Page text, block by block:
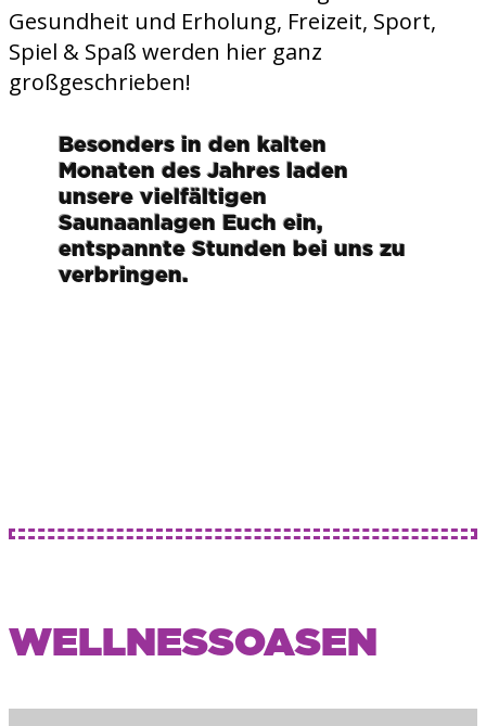
Gesundheit und Erholung, Freizeit, Sport,
Spiel & Spaß werden hier ganz
großgeschrieben!
Besonders in den kalten
Monaten des Jahres laden
unsere vielfältigen
Saunaanlagen Euch ein,
entspannte Stunden bei uns zu
verbringen.
WELLNESSOASEN